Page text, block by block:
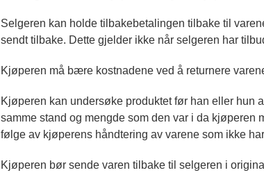
Selgeren kan holde tilbakebetalingen tilbake til
sendt tilbake. Dette gjelder ikke når selgeren har
Kjøperen må bære kostnadene ved å returnere
Kjøperen kan undersøke produktet før han eller
samme stand og mengde som den var i da kjøperen
følge av kjøperens håndtering av varene som ikke
Kjøperen bør sende varen tilbake til selgeren i